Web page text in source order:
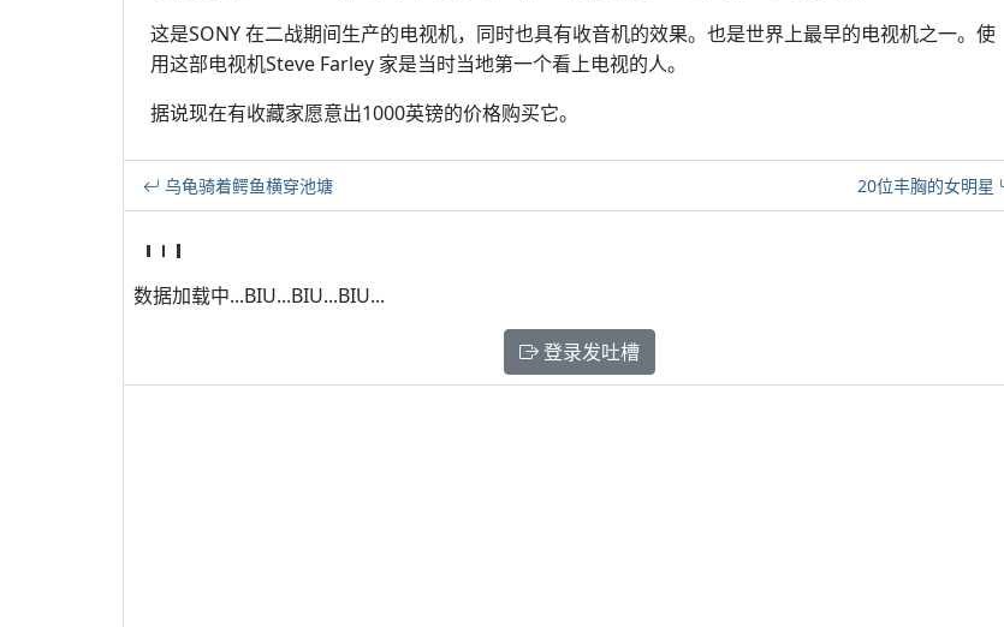
这是SONY 在二战期间生产的电视机，同时也具有收音机的效果。也是世界上最早的电视机之一。使
用这部电视机Steve Farley 家是当时当地第一个看上电视的人。
据说现在有收藏家愿意出1000英镑的价格购买它。
乌龟骑着鳄鱼横穿池塘 20位丰胸的女明星
数据加载中...BIU...BIU...BIU...
登录发吐槽